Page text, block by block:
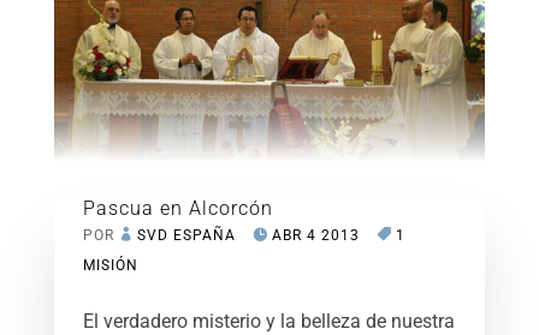
Pascua en Alcorcón
POR SVD ESPAÑA ABR 4 2013
1
MISIÓN
El verdadero misterio y la belleza de nuestra